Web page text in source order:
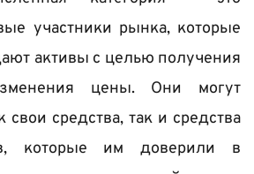
участники рынка, которые
активы с целью получения
цены. Они могут
свои средства, так и средства
которые им доверили в